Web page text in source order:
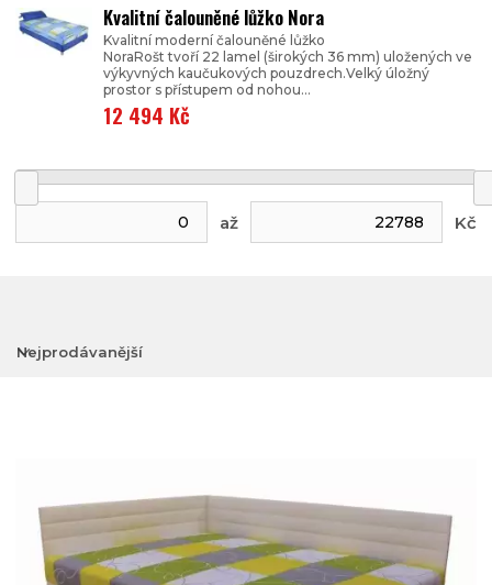
Kvalitní čalouněné lůžko Nora
Kvalitní moderní čalouněné lůžko
NoraRošt tvoří 22 lamel (širokých 36 mm) uložených ve
výkyvných kaučukových pouzdrech.Velký úložný
prostor s přístupem od nohou...
12 494 Kč
až Kč
Nejprodávanější